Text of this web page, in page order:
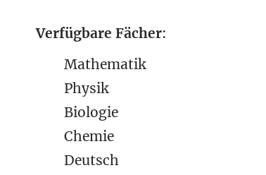
Verfügbare Fächer:
Mathematik
Physik
Biologie
Chemie
Deutsch